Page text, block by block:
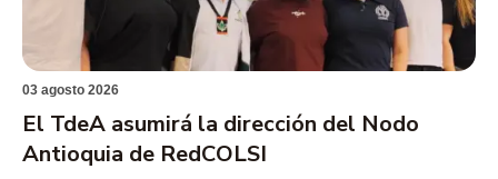
03 agosto 2026
El TdeA asumirá la dirección del Nodo
Antioquia de RedCOLSI